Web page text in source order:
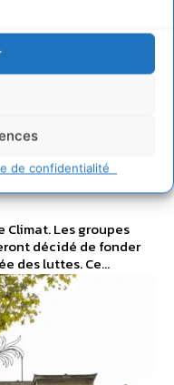
de confidentialité
Climat
Les groupes
décidé de fonder
des luttes. Ce...